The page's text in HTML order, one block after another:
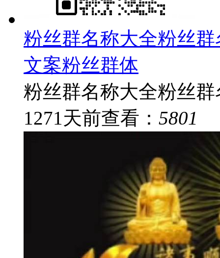
粉丝群名称大全粉丝
文案粉丝群体
粉丝群名称大全粉丝
1271天前查看： 5801